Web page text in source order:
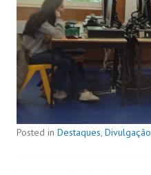
Posted in Destaques, Divulgação